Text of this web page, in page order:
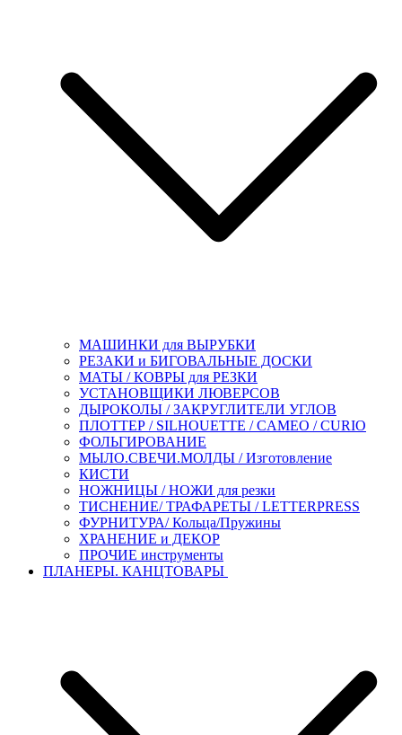
МАШИНКИ для ВЫРУБКИ
РЕЗАКИ и БИГОВАЛЬНЫЕ ДОСКИ
МАТЫ / КОВРЫ для РЕЗКИ
УСТАНОВЩИКИ ЛЮВЕРСОВ
ДЫРОКОЛЫ / ЗАКРУГЛИТЕЛИ УГЛОВ
ПЛОТТЕР / SILHOUETTE / CAMEO / CURIO
ФОЛЬГИРОВАНИЕ
МЫЛО.СВЕЧИ.МОЛДЫ / Изготовление
КИСТИ
НОЖНИЦЫ / НОЖИ для резки
ТИСНЕНИЕ/ ТРАФАРЕТЫ / LETTERPRESS
ФУРНИТУРА/ Кольца/Пружины
ХРАНЕНИЕ и ДЕКОР
ПРОЧИЕ инструменты
ПЛАНЕРЫ. КАНЦТОВАРЫ